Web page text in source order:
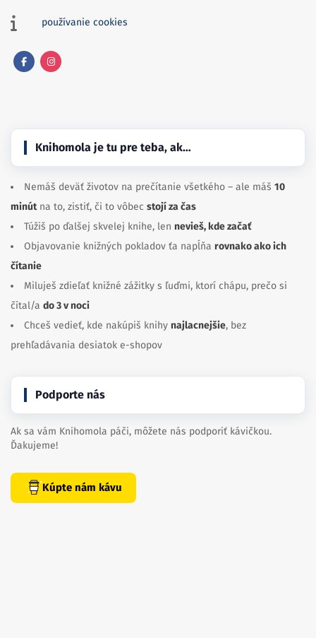
používanie cookies
Knihomola je tu pre teba, ak…
Nemáš deväť životov na prečítanie všetkého – ale máš 10
minútna to, zistiť, či to vôbec stojí za čas
Túžiš po ďalšej skvelej knihe, len nevieš, kde začať
Objavovanie knižných pokladov ťa napĺňa rovnako ako ich
čítanie
Miluješ zdieľať knižné zážitky s ľuďmi, ktorí chápu, prečo si
čítal/a do 3 v noci
Chceš vedieť, kde nakúpiš knihy najlacnejšie, bez
prehľadávania desiatok e-shopov
Podporte nás
Ak sa vám Knihomola páči, môžete nás podporiť kávičkou.
Ďakujeme!
Kúpte nám kávu